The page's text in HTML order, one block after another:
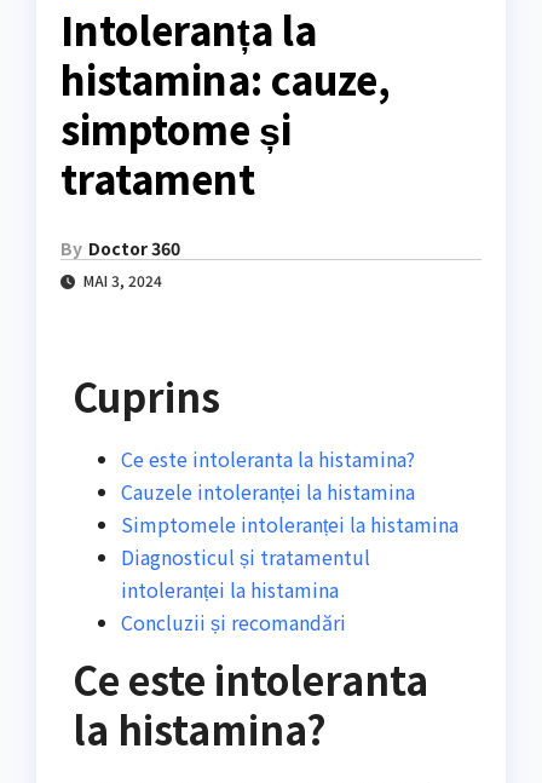
Intoleranța la
histamina: cauze,
simptome și
tratament
By Doctor 360
MAI 3, 2024
Cuprins
Ce este intoleranta la histamina?
Cauzele intoleranței la histamina
Simptomele intoleranței la histamina
Diagnosticul și tratamentul
intoleranței la histamina
Concluzii și recomandări
Ce este intoleranta
la histamina?